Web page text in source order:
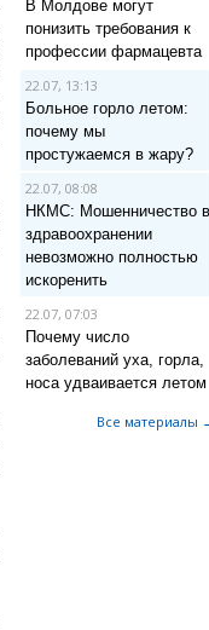
В Молдове могут
понизить требования к
профессии фармацевта
22.07, 13:13
Больное горло летом:
почему мы
простужаемся в жару?
22.07, 08:08
НКМС: Мошенничество в
здравоохранении
невозможно полностью
искоренить
22.07, 07:03
Почему число
заболеваний уха, горла,
носа удваивается летом
Все материалы